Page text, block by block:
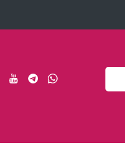
Seguici SeguiciSeguiciSeguici